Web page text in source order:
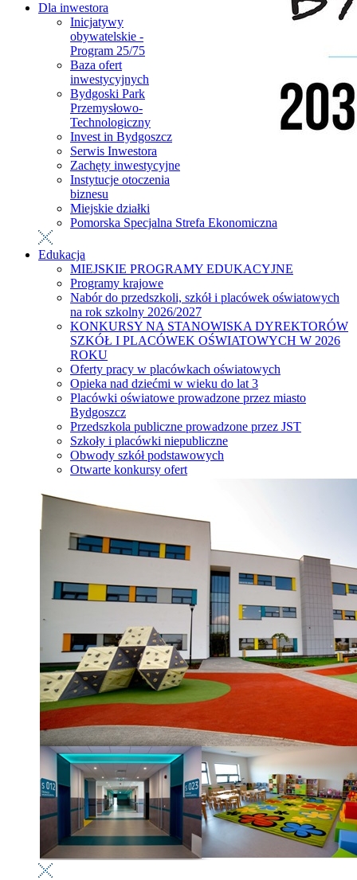
Dla inwestora
Inicjatywy
obywatelskie -
Program 25/75
Baza ofert
inwestycyjnych
Bydgoski Park
Przemysłowo-
Technologiczny
Invest in Bydgoszcz
Serwis Inwestora
Zachęty inwestycyjne
Instytucje otoczenia
biznesu
Miejskie działki
Pomorska Specjalna Strefa Ekonomiczna
Edukacja
MIEJSKIE PROGRAMY EDUKACYJNE
Programy krajowe
Nabór do przedszkoli, szkół i placówek oświatowych
na rok szkolny 2026/2027
KONKURSY NA STANOWISKA DYREKTORÓW
SZKÓŁ I PLACÓWEK OŚWIATOWYCH W 2026
ROKU
Oferty pracy w placówkach oświatowych
Opieka nad dziećmi w wieku do lat 3
Placówki oświatowe prowadzone przez miasto
Bydgoszcz
Przedszkola publiczne prowadzone przez JST
Szkoły i placówki niepubliczne
Obwody szkół podstawowych
Otwarte konkursy ofert